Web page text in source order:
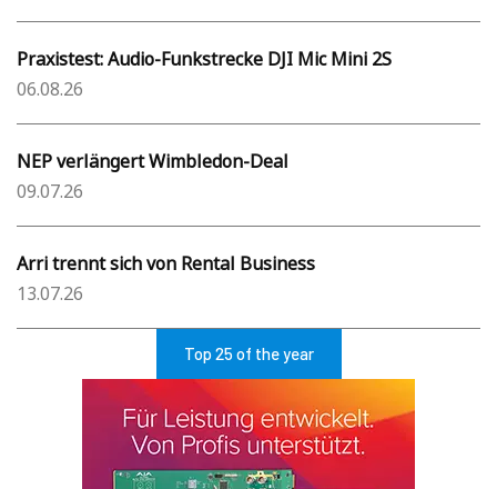
Praxistest: Audio-Funkstrecke DJI Mic Mini 2S
06.08.26
NEP verlängert Wimbledon-Deal
09.07.26
Arri trennt sich von Rental Business
13.07.26
Top 25 of the year